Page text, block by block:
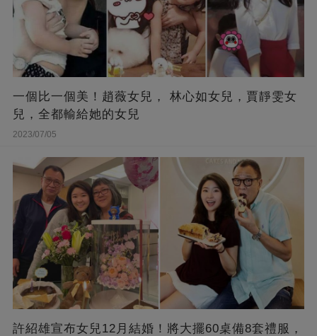
一個比一個美！趙薇女兒， 林心如女兒，賈靜雯女
兒，全都輸給她的女兒
2023/07/05
許紹雄宣布女兒12月結婚！將大擺60桌備8套禮服，